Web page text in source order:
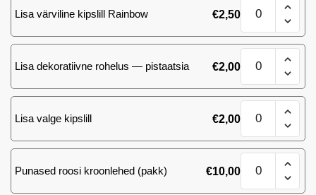
cm.
kogus
Lisa värviline kipslill Rainbow €2,50 punast
roosi
110
cm.
kogus
Lisa dekoratiivne rohelus — pistaatsia €2,00 punast
roosi
110
cm.
kogus
Lisa valge kipslill €2,00 punast
roosi
110
cm.
kogus
Punased roosi kroonlehed (pakk) €10,00 punast
roosi